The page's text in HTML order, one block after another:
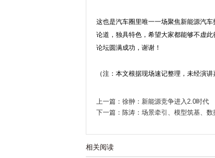
这也是汽车圈里唯一一场聚焦新能源汽
论道，独具特色，希望大家都能够不虚
论坛圆满成功，谢谢！
（注：本文根据现场速记整理，未经演讲
上一篇：徐翀：新能源竞争进入2.0时代
下一篇：陈涛：场景牵引、模型筑基、
相关阅读